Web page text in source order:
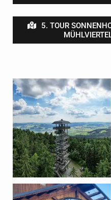
5. TOUR